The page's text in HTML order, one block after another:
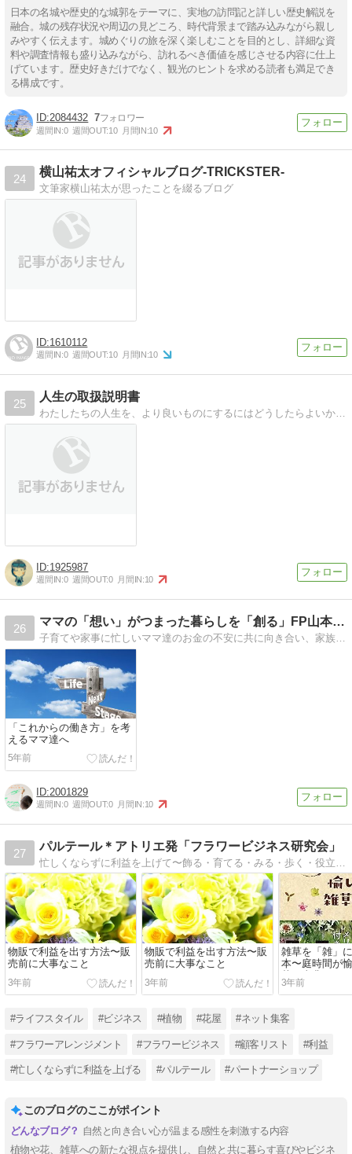
日本の名城や歴史的な城郭をテーマに、実地の訪問記と詳しい歴史解説を
融合。城の残存状況や周辺の見どころ、時代背景まで踏み込みながら親し
みやすく伝えます。城めぐりの旅を深く楽しむことを目的とし、詳細な資
料や調査情報も盛り込みながら、訪れるべき価値を感じさせる内容に仕上
げています。歴史好きだけでなく、観光のヒントを求める読者も満足でき
る構成です。
2084432 7
週間IN:0 週間OUT:10 月間IN:10
24
横山祐太オフィシャルブログ-TRICKSTER-
文筆家横山祐太が思ったことを綴るブログ
1610112
週間IN:0 週間OUT:10 月間IN:10
25
人生の取扱説明書
わたしたちの人生を、より良いものにするにはどうしたらよいか？そのための知識、情報、アイディアを「人生の取扱説明書」にして、皆さんにシェアするブログです。
1925987
週間IN:0 週間OUT:0 月間IN:10
26
ママの「想い」がつまった暮らしを「創る」FP山本美紀のブログ
子育てや家事に忙しいママ達のお金の不安に共に向き合い、家族や自身の夢に向かって、イキイキ活動するママを増やしたいと活動している小学生ママFPのブログです。
「これからの働き方」を考
えるママ達へ
5年前
2001829
週間IN:0 週間OUT:0 月間IN:10
27
パルテール＊アトリエ発「フラワービジネス研究会」
物販で利益を出す方法〜販
売前に大事なこと
3年前
物販で利益を出す方法〜販
売前に大事なこと
3年前
雑草を「雑」
本〜庭時間が
草の事典
3年前
#ライフスタイル #ビジネス #植物 #花屋 #ネット集客
#フラワーアレンジメント #フラワービジネス #顧客リスト #利益
#忙しくならずに利益を上げる #パルテール #パートナーショップ
このブログのここがポイント
自然と向き合い心が温まる感性を刺激する内容
植物や花、雑草への新たな視点を提供し、自然と共に暮らす喜びやビジネ